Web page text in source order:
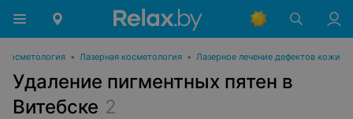
Косметология • Лазерная косметология • Лазерное лечение дефектов кожи
Удаление пигментных пятен в
Витебске 2